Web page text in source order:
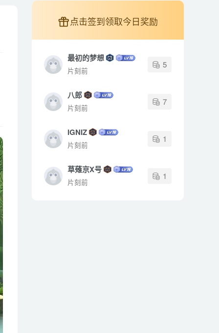
点击签到领取今日奖励
最初的梦想
片刻前
5
八郎
片刻前
7
IGNIZ
片刻前
1
草薙京X号
片刻前
1